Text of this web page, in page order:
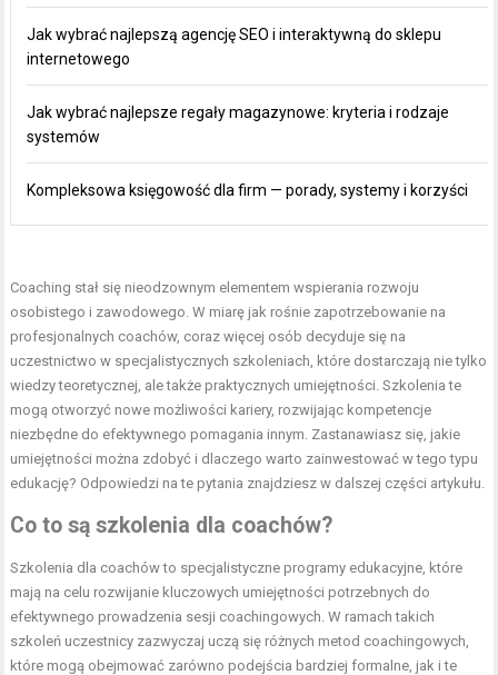
Jak wybrać najlepszą agencję SEO i interaktywną do sklepu
internetowego
Jak wybrać najlepsze regały magazynowe: kryteria i rodzaje
systemów
Kompleksowa księgowość dla firm — porady, systemy i korzyści
Coaching stał się nieodzownym elementem wspierania rozwoju
osobistego i zawodowego. W miarę jak rośnie zapotrzebowanie na
profesjonalnych coachów, coraz więcej osób decyduje się na
uczestnictwo w specjalistycznych szkoleniach, które dostarczają nie tylko
wiedzy teoretycznej, ale także praktycznych umiejętności. Szkolenia te
mogą otworzyć nowe możliwości kariery, rozwijając kompetencje
niezbędne do efektywnego pomagania innym. Zastanawiasz się, jakie
umiejętności można zdobyć i dlaczego warto zainwestować w tego typu
edukację? Odpowiedzi na te pytania znajdziesz w dalszej części artykułu.
Co to są szkolenia dla coachów?
Szkolenia dla coachów to specjalistyczne programy edukacyjne, które
mają na celu rozwijanie kluczowych umiejętności potrzebnych do
efektywnego prowadzenia sesji coachingowych. W ramach takich
szkoleń uczestnicy zazwyczaj uczą się różnych metod coachingowych,
które mogą obejmować zarówno podejścia bardziej formalne, jak i te